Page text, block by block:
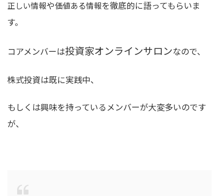
正しい情報や価値ある情報を徹底的に語ってもらいま
す。
コアメンバーは投資家オンラインサロンなので、
株式投資は既に実践中、
もしくは興味を持っているメンバーが大変多いのです
が、